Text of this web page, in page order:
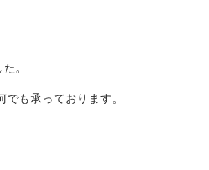
。
も承っております。